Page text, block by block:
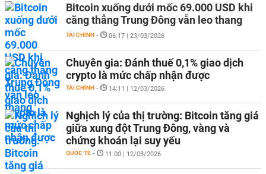
Bitcoin xuống dưới mốc 69.000 USD khi
căng thẳng Trung Đông vẫn leo thang
TÀI CHÍNH - 06:17 | 23/03/2026
Chuyên gia: Đánh thuế 0,1% giao dịch
crypto là mức chấp nhận được
TÀI CHÍNH - 14:11 | 12/03/2026
Nghịch lý của thị trường: Bitcoin tăng giá
giữa xung đột Trung Đông, vàng và
chứng khoán lại suy yếu
QUỐC TẾ - 11:00 | 12/03/2026